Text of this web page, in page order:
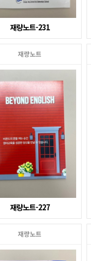
재량노트-231
재량노트
재량노트-227
재량노트